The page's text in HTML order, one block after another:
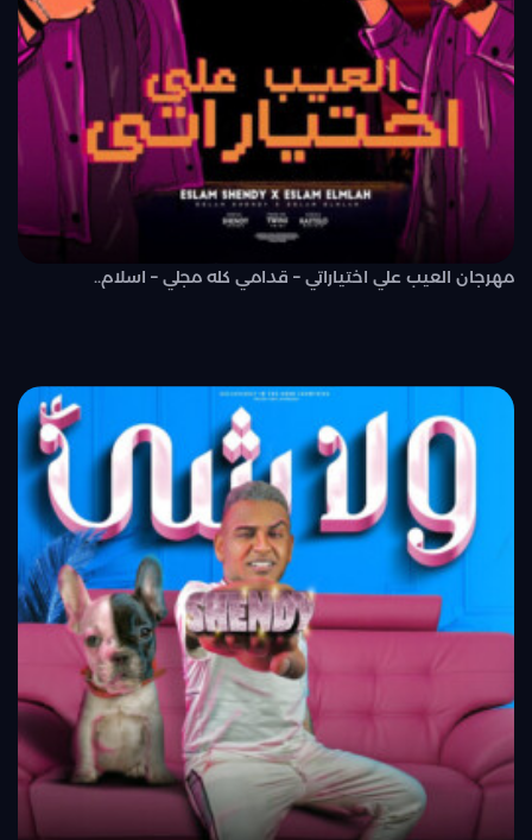
مهرجان العيب علي اختياراتي – قدامي كله مجلي – اسلام..